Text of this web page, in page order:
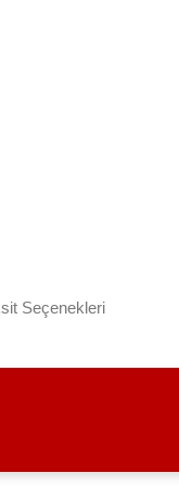
Seçenekleri